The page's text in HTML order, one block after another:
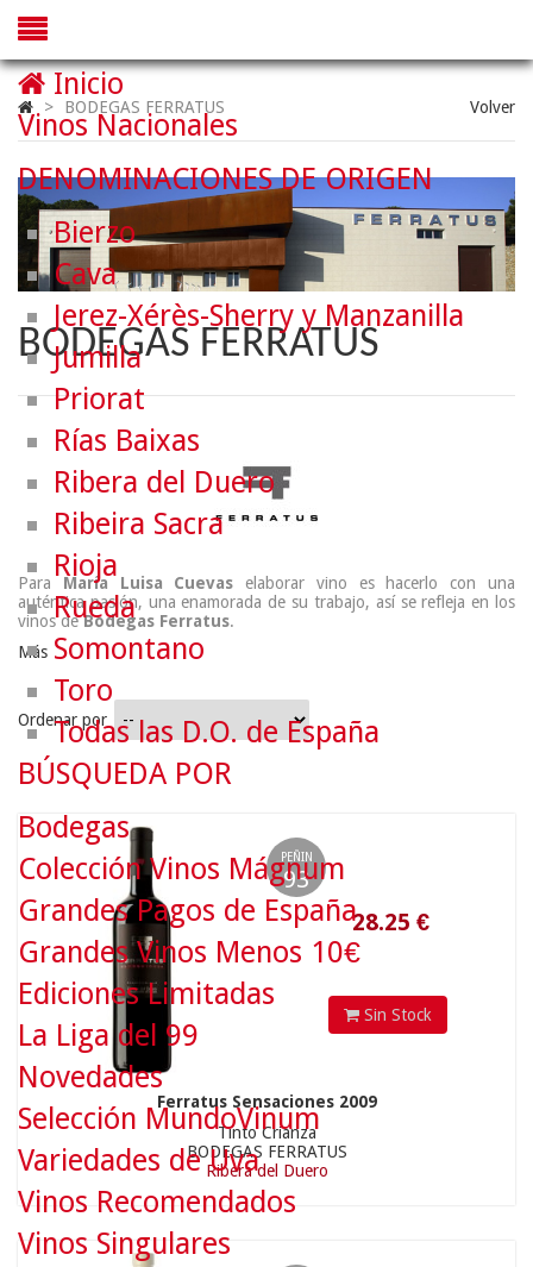
> BODEGAS FERRATUS Volver
BODEGAS FERRATUS
Para María Luisa Cuevas elaborar vino es hacerlo con una
auténtica pasión, una enamorada de su trabajo, así se refleja en los
vinos deBodegas Ferratus.
Más
Ordenar por
PEÑIN
93
Sin Stock
Ferratus Sensaciones 2009
Tinto Crianza
BODEGAS FERRATUS
Ribera del Duero
Inicio
Vinos Nacionales
DENOMINACIONES DE ORIGEN
Bierzo
Cava
Jerez-Xérès-Sherry y Manzanilla
Jumilla
Priorat
Rías Baixas
Ribera del Duero
Ribeira Sacra
Rioja
Rueda
Somontano
Toro
Todas las D.O. de España
BÚSQUEDA POR
Bodegas
Colección Vinos Mágnum
Grandes Pagos de España
Grandes Vinos Menos 10€
Ediciones Limitadas
La Liga del 99
Novedades
Selección MundoVinum
Variedades de Uva
Vinos Recomendados
Vinos Singulares